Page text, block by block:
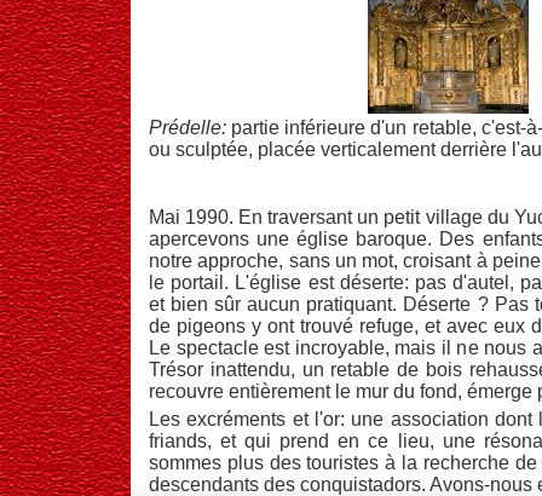
Prédelle: partie inférieure d'un retable, c'est-
ou sculptée, placée verticalement derrière
Mai 1990. En traversant un petit village du
apercevons une église baroque. Des
notre approche, sans un mot, croisant à
le portail. L'église est déserte: pas d'autel,
et bien sûr aucun pratiquant. Déserte ? Pas
de pigeons y ont trouvé refuge, et avec eux
Le spectacle est incroyable, mais il ne nous
Trésor inattendu, un retable de bois
recouvre entièrement le mur du fond, émerge
Les excréments et l'or: une association
friands, et qui prend en ce lieu, une
sommes plus des touristes à la recherche
descendants des conquistadors. Avons-nous